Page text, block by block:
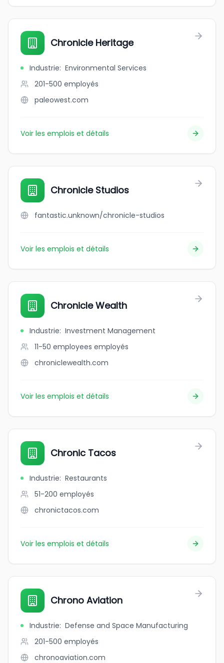
Chronicle Heritage
Industrie: Environmental Services
201-500 employés
paleowest.com
Voir les emplois et détails
Chronicle Studios
fantastic.unknown/chronicle-studios
Voir les emplois et détails
Chronicle Wealth
Industrie: Investment Management
11-50 employees employés
chroniclewealth.com
Voir les emplois et détails
Chronic Tacos
Industrie: Restaurants
51-200 employés
chronictacos.com
Voir les emplois et détails
Chrono Aviation
Industrie: Defense and Space Manufacturing
201-500 employés
chronoaviation.com